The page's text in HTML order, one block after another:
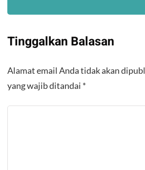
Tinggalkan Balasan
Alamat email Anda tidak akan
yang wajib ditandai *